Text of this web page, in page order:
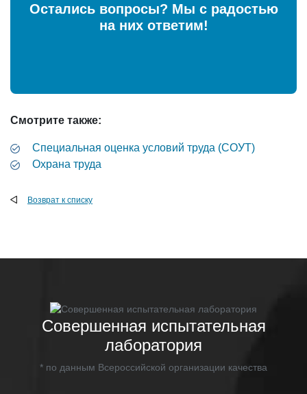
Остались вопросы? Мы с радостью
на них ответим!
Смотрите также:
Специальная оценка условий труда (СОУТ)
Охрана труда
Возврат к списку
Совершенная испытательная
лаборатория
* по данным Всероссийской организации качества